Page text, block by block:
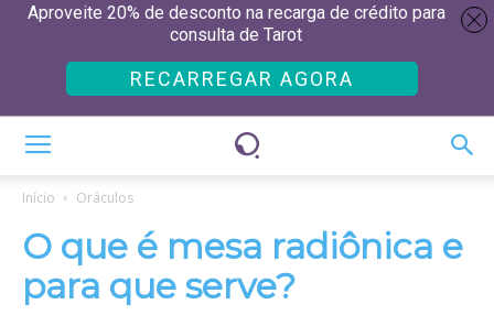
Início Oráculos
O que é mesa radiônica e
para que serve?
Aproveite 20% de desconto na recarga de crédito para
consulta de Tarot
RECARREGAR AGORA